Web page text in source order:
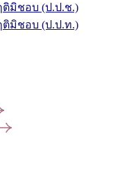
ติมิชอบ (ป.ป.ช.)
ติมิชอบ (ป.ป.ท.)